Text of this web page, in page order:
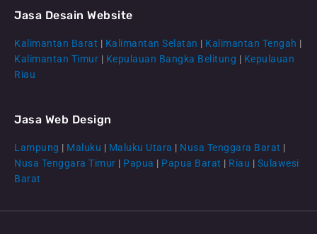
CS Lenteraweb
Jasa Desain Website
Kalimantan Barat | Kalimantan Selatan | Kalimantan Tengah |
Kalimantan Timur | Kepulauan Bangka Belitung | Kepulauan
Riau
Jasa Web Design
Lampung | Maluku | Maluku Utara | Nusa Tenggara Barat |
Nusa Tenggara Timur | Papua | Papua Barat | Riau | Sulawesi
Barat